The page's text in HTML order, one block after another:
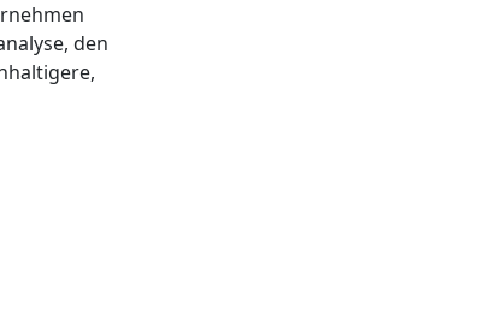
den